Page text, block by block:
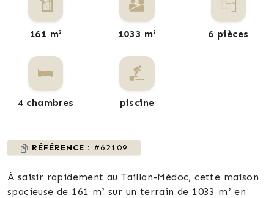
161 m² 1033 m² 6 pièces
4 chambres piscine
RÉFÉRENCE : #62109
À saisir rapidement au Taillan-Médoc, cette maison
spacieuse de 161 m² sur un terrain de 1033 m² en